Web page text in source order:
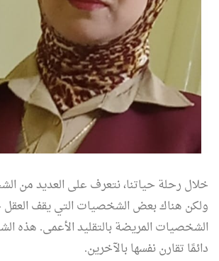
خلال رحلة حياتنا، نتعرف على العديد من
ولكن هناك بعض الشخصيات التي يقف العقل
الشخصيات المريضة بالتقليد الأعمى. هذه
دائمًا تقارن نفسها بالآخرين.